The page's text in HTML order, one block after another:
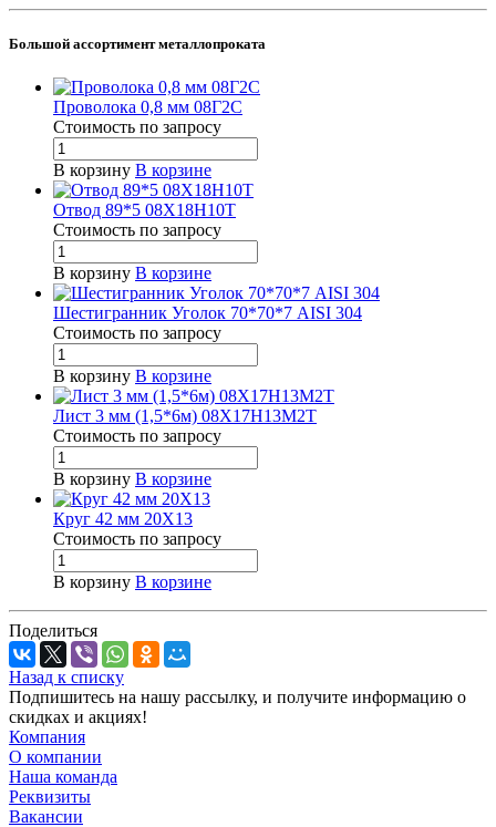
Большой ассортимент металлопроката
Проволока 0,8 мм 08Г2С
Стоимость по запросу
В корзину В корзине
Отвод 89*5 08Х18Н10Т
Стоимость по запросу
В корзину В корзине
Шестигранник Уголок 70*70*7 AISI 304
Стоимость по запросу
В корзину В корзине
Лист 3 мм (1,5*6м) 08Х17Н13М2Т
Стоимость по запросу
В корзину В корзине
Круг 42 мм 20Х13
Стоимость по запросу
В корзину В корзине
Поделиться
Назад к списку
Подпишитесь на нашу рассылку, и получите информацию о
скидках и акциях!
Компания
О компании
Наша команда
Реквизиты
Вакансии